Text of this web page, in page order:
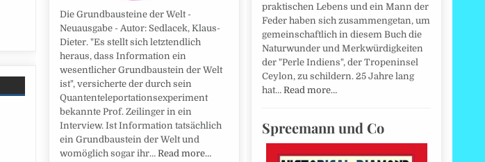
Die Grundbausteine der Welt -
Neuausgabe - Autor: Sedlacek, Klaus-
Dieter. "Es stellt sich letztendlich
heraus, dass Information ein
wesentlicher Grundbaustein der Welt
ist", versicherte der durch sein
Quantenteleportationsexperiment
bekannte Prof. Zeilinger in ein
Interview. Ist Information tatsächlich
ein Grundbaustein der Welt und
womöglich sogar ihr… Read more…
praktischen Lebens und ein Mann der
Feder haben sich zusammengetan, um
gemeinschaftlich in diesem Buch die
Naturwunder und Merkwürdigkeiten
der "Perle Indiens", der Tropeninsel
Ceylon, zu schildern. 25 Jahre lang
hat… Read more…
Spreemann und Co